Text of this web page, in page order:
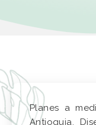
Planes a
Antioquia.